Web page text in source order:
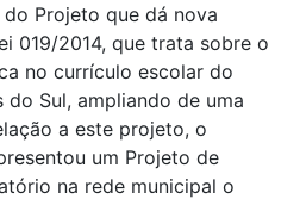
Projeto que dá nova
019/2014, que trata sobre o
no currículo escolar do
do Sul, ampliando de uma
a este projeto, o
um Projeto de
na rede municipal o